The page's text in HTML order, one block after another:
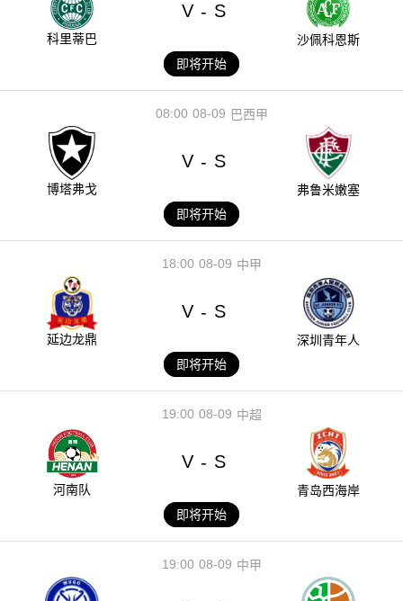
科里蒂巴
V - S
沙佩科恩斯
即将开始
08-09
08:00 巴西甲
博塔弗戈
V - S
弗鲁米嫩塞
即将开始
08-09
18:00 中甲
延边龙鼎
V - S
深圳青年人
即将开始
08-09
19:00 中超
河南队
V - S
青岛西海岸
即将开始
08-09
19:00 中甲